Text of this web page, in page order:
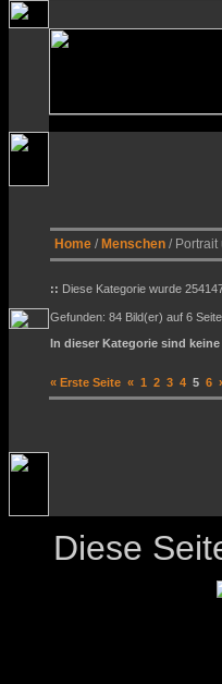
Home / Menschen / Portrait
:: Diese Kategorie wurde
Gefunden: 84 Bild(er) auf 6
In dieser Kategorie sind
« Erste Seite « 1 2 3 4 5 6
Diese